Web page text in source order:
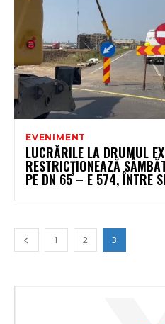
EVENIMENT
LUCRĂRILE LA DRUMUL
RESTRICȚIONEAZĂ
PE DN 65 – E 574, ÎNTRE
1 2 3